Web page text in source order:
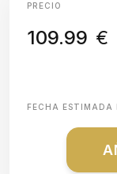
PRECIO
109.99 €
FECHA ESTIMADA